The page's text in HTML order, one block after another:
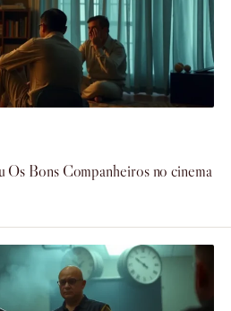
Bons Companheiros no cinema